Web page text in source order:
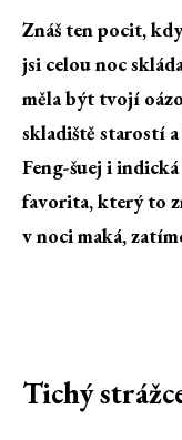
Znáš ten pocit,
jsi celou noc
měla být tvojí
skladiště starostí
Feng-šuej i
favorita, který to
v noci maká,
Tichý